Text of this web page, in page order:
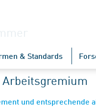
& Standards
Arbeitsgremium
und entsprechende